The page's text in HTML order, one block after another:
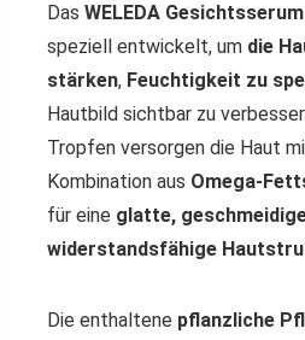
Das WELEDA
speziell entwickelt, um die
stärken, Feuchtigkeit zu
Hautbild sichtbar zu
Tropfen versorgen die Haut
Kombination aus Omega-
für eine glatte,
widerstandsfähige
Die enthaltene pflanzliche